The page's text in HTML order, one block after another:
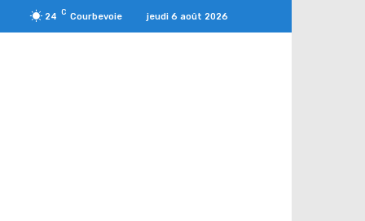
24 C Courbevoie jeudi 6 août 2026